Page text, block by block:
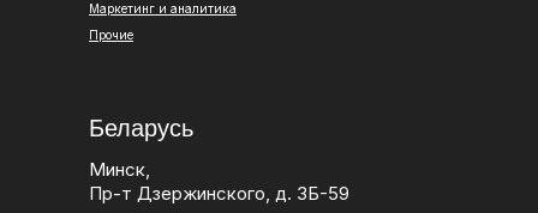
Маркетинг и аналитика
Прочие
Беларусь
Минск,
Пр-т Дзержинского, д. 3Б-59